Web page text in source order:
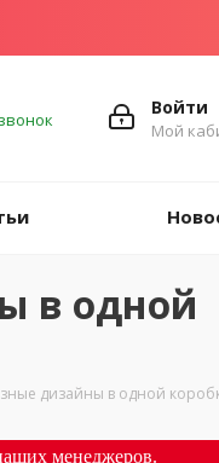
Войти
в одной
дизайны в одной
менеджеров.